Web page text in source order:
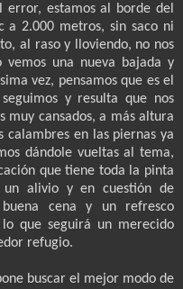
error, estamos al borde del
a 2.000 metros, sin saco ni
al raso y lloviendo, no nos
una nueva bajada y
vez, pensamos que es el
y resulta que nos
muy cansados, a más altura
calambres en las piernas ya
dándole vueltas al tema,
que tiene toda la pinta
alivio y en cuestión de
cena y un refresco
que seguirá un merecido
refugio.
buscar el mejor modo de